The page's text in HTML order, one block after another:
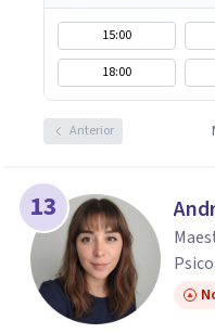
15:00
18:00
Anterior
13